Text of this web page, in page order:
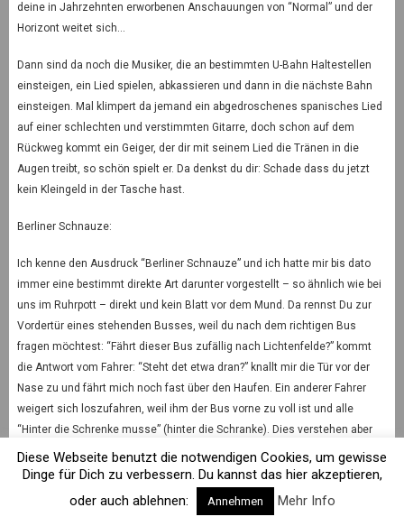
deine in Jahrzehnten erworbenen Anschauungen von “Normal” und der
Horizont weitet sich…
Dann sind da noch die Musiker, die an bestimmten U-Bahn Haltestellen
einsteigen, ein Lied spielen, abkassieren und dann in die nächste Bahn
einsteigen. Mal klimpert da jemand ein abgedroschenes spanisches Lied
auf einer schlechten und verstimmten Gitarre, doch schon auf dem
Rückweg kommt ein Geiger, der dir mit seinem Lied die Tränen in die
Augen treibt, so schön spielt er. Da denkst du dir: Schade dass du jetzt
kein Kleingeld in der Tasche hast.
Berliner Schnauze:
Ich kenne den Ausdruck “Berliner Schnauze” und ich hatte mir bis dato
immer eine bestimmt direkte Art darunter vorgestellt – so ähnlich wie bei
uns im Ruhrpott – direkt und kein Blatt vor dem Mund. Da rennst Du zur
Vordertür eines stehenden Busses, weil du nach dem richtigen Bus
fragen möchtest: “Fährt dieser Bus zufällig nach Lichtenfelde?” kommt
die Antwort vom Fahrer: “Steht det etwa dran?” knallt mir die Tür vor der
Nase zu und fährt mich noch fast über den Haufen. Ein anderer Fahrer
weigert sich loszufahren, weil ihm der Bus vorne zu voll ist und alle
“Hinter die Schrenke musse” (hinter die Schranke). Dies verstehen aber
die englischen Touristen nicht, weil sie – wie auch der Busfahrer – der
Deutschen Sprache nicht so wirklich mächtig sind. Eine ältere Dame hält
hören, sie solle gefälligst die Finger davon lassen, was das denn soll,
Diese Webseite benutzt die notwendigen Cookies, um gewisse
Dinge für Dich zu verbessern. Du kannst das hier akzeptieren,
oder auch ablehnen:
Annehmen Mehr Info